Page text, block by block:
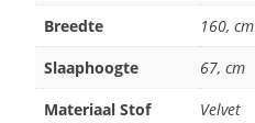
Breedte
160, cm
Slaaphoogte
67, cm
Materiaal Stof
Velvet